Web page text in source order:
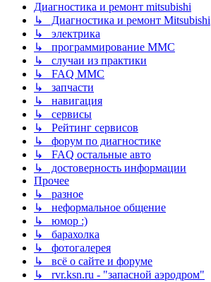
Диагностика и ремонт mitsubishi
↳ Диагностика и ремонт Mitsubishi
↳ электрика
↳ программирование MMC
↳ случаи из практики
↳ FAQ MMC
↳ запчасти
↳ навигация
↳ сервисы
↳ Рейтинг сервисов
↳ форум по диагностике
↳ FAQ остальные авто
↳ достоверность информации
Прочее
↳ разное
↳ неформальное общение
↳ юмор :)
↳ барахолка
↳ фотогалерея
↳ всё о сайте и форуме
↳ rvr.ksn.ru - "запасной аэродром"